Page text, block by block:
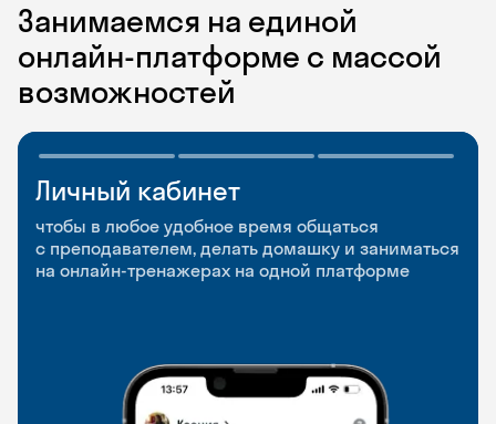
Занимаемся на единой
онлайн-платформе с массой
возможностей
Личный кабинет
чтобы в любое удобное время общаться
с преподавателем, делать домашку и заниматься
на онлайн-тренажерах на одной платформе
Мобильное
приложение
чтобы заниматься и изучать новые слова где
и когда удобно
Разговорные клубы
и Talks
Групповые занятия для разговорной практики
и индивидуальные встречи с преподавателями